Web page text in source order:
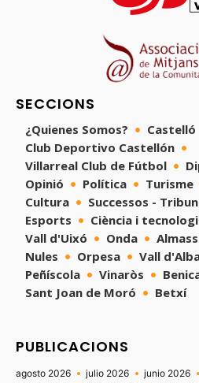
SECCIONS
¿Quienes Somos? Castelló
Club Deportivo Castellón
Villarreal Club de Fútbol
Opinió
Política Turisme
Cultura
Successos -
Esports
Ciència i
Vall d'Uixó
Onda
Nules
Orpesa Vall
Peñíscola
Vinaròs
Sant Joan de Moró
Betxí
PUBLICACIONS
agosto 2026 julio 2026 junio 2026